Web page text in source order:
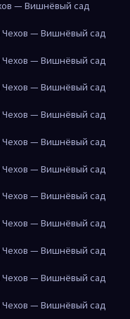
— Вишнёвый сад
Чехов — Вишнёвый сад
Чехов — Вишнёвый сад
Чехов — Вишнёвый сад
Чехов — Вишнёвый сад
Чехов — Вишнёвый сад
Чехов — Вишнёвый сад
Чехов — Вишнёвый сад
Чехов — Вишнёвый сад
Чехов — Вишнёвый сад
Чехов — Вишнёвый сад
Чехов — Вишнёвый сад